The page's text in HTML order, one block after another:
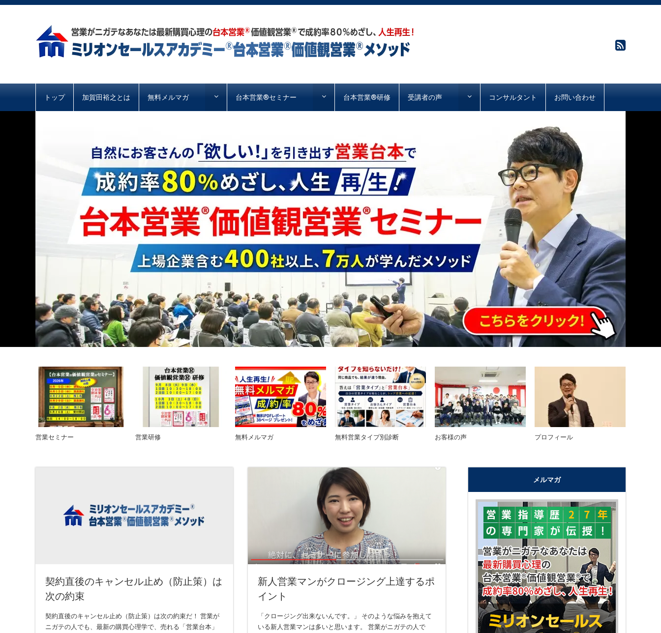
トップ 加賀田裕之とは 無料メルマガ 台本営業®︎セミナー 台本営業®︎研修 受講者の声 コンサルタント お問い合わせ
営業セミナー 営業研修 無料メルマガ 無料営業タイプ別診断 お客様の声 プロフィール
契約直後のキャンセル止め（防止策）は
次の約束
契約直後のキャンセル止め（防止策）は次の約束だ！ 営業が
ニガテの人でも、最新の購買心理学で、売れる「営業台本」
新人営業マンがクロージング上達するポ
イント
「クロージング出来ないんです。」 そのような悩みを抱えて
いる新人営業マンは多いと思います。 営業がニガテの人で
メルマガ